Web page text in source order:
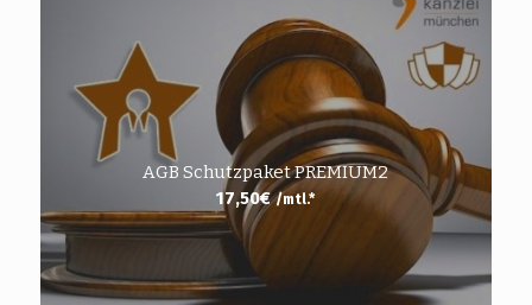
AGB Schutzpaket PREMIUM2
17,50€ /mtl.*